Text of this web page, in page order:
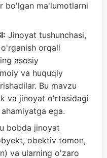
bo'lgan ma'lumotlarni
Jinoyat tushunchasi,
orqali
asosiy
va huquqiy
Bu mavzu
va jinoyat o'rtasidagi
ega.
bobda jinoyat
obektiv tomon,
va ularning o'zaro